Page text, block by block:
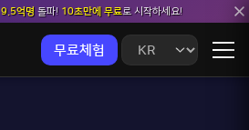
9.5억명돌파! 10초만에 무료로 시작하세요!
무료체험